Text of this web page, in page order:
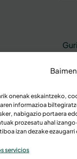
onenak eskaintzeko,
informazioa
nabigazio portaera
prozesatu ahal
izan dezake
servicios